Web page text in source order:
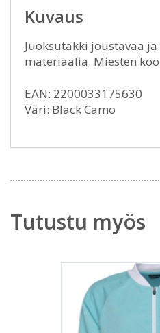
Kuvaus
Juoksutakki joustavaa
materiaalia. Miesten
EAN: 2200033175630
Väri: Black Camo
Tutustu myös